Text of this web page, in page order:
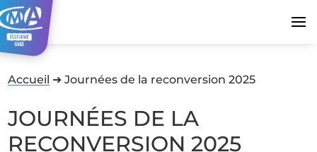
Accueil ➜Journées de la reconversion 2025
JOURNÉES DE LA
RECONVERSION 2025